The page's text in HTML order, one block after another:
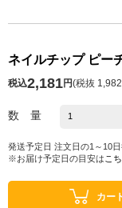
ネイルチップ ピー
税込2,181円(税抜
数 量
発送予定日 注文日の1～10日
※お届け予定日の目安は こ
カー